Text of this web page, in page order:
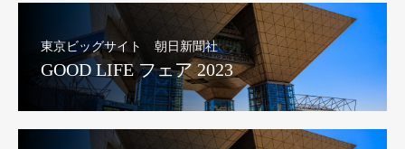
東京ビッグサイト 朝日新聞社
GOOD LIFE フェア 2023